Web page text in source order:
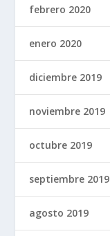
febrero 2020
enero 2020
diciembre 2019
noviembre 2019
octubre 2019
septiembre 2019
agosto 2019